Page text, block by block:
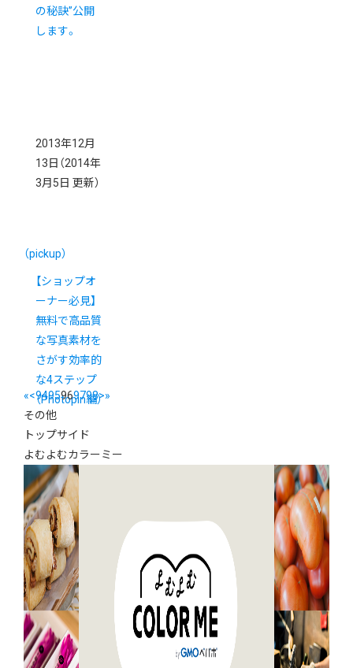
の秘訣”公開
します。
2013年12月
13日 （2014年
3月5日 更新）
（pickup）
【ショップオ
ーナー必見】
無料で高品質
な写真素材を
さがす効率的
な4ステップ
（Photopin編）
«<9495969798>»
その他
トップサイド
よむよむカラーミー